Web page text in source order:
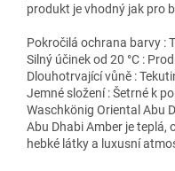
produkt je vhodný jak pro
Pokročilá ochrana barvy :
Silný účinek od 20 °C :
Dlouhotrvající vůně :
Jemné složení : Šetrné k
Waschkönig Oriental Abu
Abu Dhabi Amber je teplá,
hebké látky a luxusní